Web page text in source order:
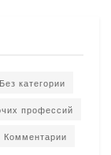
Без категории
профессий
Комментарии